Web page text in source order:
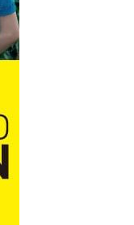
47 минут
төслийн удирдах
боллоо
БНХАУ-аас Монгол Улсад
Миньжюанийг хүлээн
39 минут
УЛСТАЙ
АЖИЛЛАГААГ
34 минут